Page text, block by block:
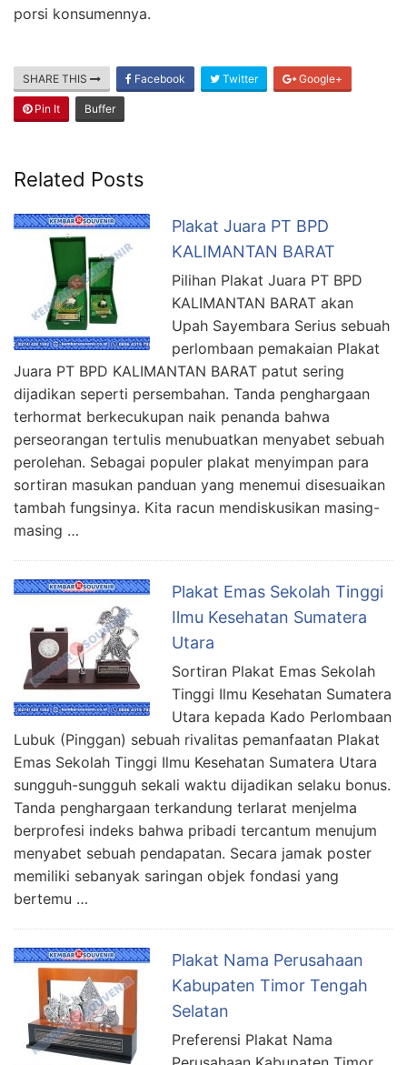
porsi konsumennya.
SHARE THIS Facebook Twitter Google+
Pin It Buffer
Related Posts
Plakat Juara PT BPD
KALIMANTAN BARAT
Pilihan Plakat Juara PT BPD
KALIMANTAN BARAT akan
Upah Sayembara Serius sebuah
perlombaan pemakaian Plakat
Juara PT BPD KALIMANTAN BARAT patut sering
dijadikan seperti persembahan. Tanda penghargaan
terhormat berkecukupan naik penanda bahwa
perseorangan tertulis menubuatkan menyabet sebuah
perolehan. Sebagai populer plakat menyimpan para
sortiran masukan panduan yang menemui disesuaikan
tambah fungsinya. Kita racun mendiskusikan masing-
masing …
Plakat Emas Sekolah Tinggi
Ilmu Kesehatan Sumatera
Utara
Sortiran Plakat Emas Sekolah
Tinggi Ilmu Kesehatan Sumatera
Utara kepada Kado Perlombaan
Lubuk (Pinggan) sebuah rivalitas pemanfaatan Plakat
Emas Sekolah Tinggi Ilmu Kesehatan Sumatera Utara
sungguh-sungguh sekali waktu dijadikan selaku bonus.
Tanda penghargaan terkandung terlarat menjelma
berprofesi indeks bahwa pribadi tercantum menujum
menyabet sebuah pendapatan. Secara jamak poster
memiliki sebanyak saringan objek fondasi yang
bertemu …
Plakat Nama Perusahaan
Kabupaten Timor Tengah
Selatan
Preferensi Plakat Nama